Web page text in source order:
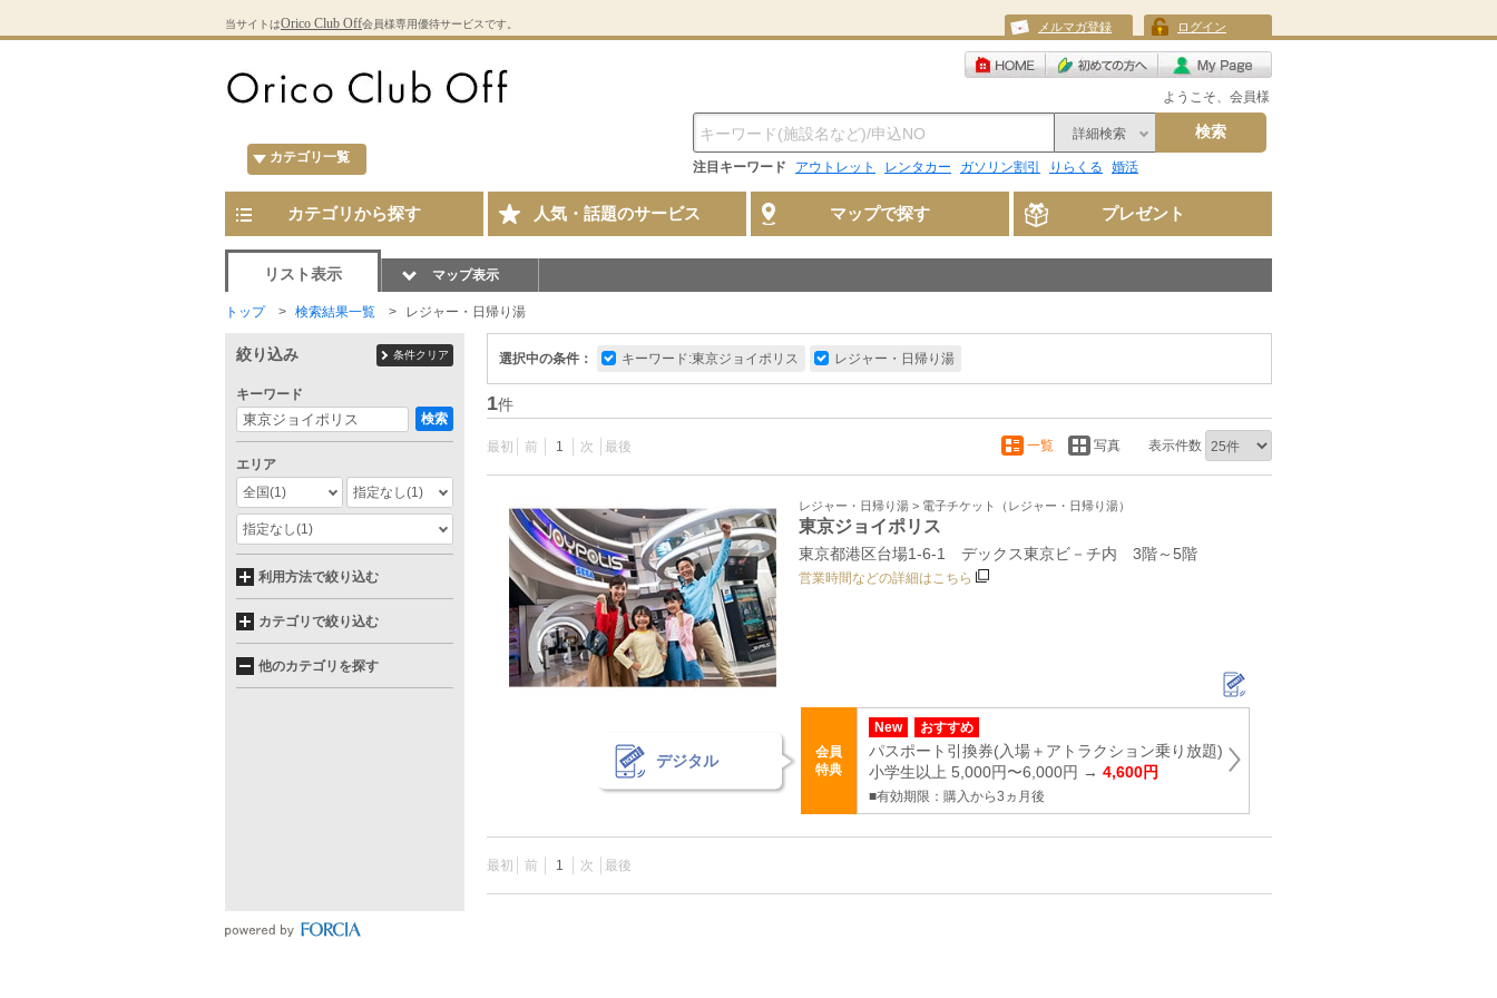
当サイトはOrico Club Off会員様専用優待サービスです。 メルマガ登録 ログイン
ようこそ、会員様
カテゴリ一覧
詳細検索 検索
注目キーワード アウトレット レンタカー ガソリン割引 りらくる 婚活
カテゴリから探す 人気・話題のサービス マップで探す プレゼント
リスト表示 マップ表示
トップ 検索結果一覧 レジャー・日帰り湯
選択中の条件： キーワード:東京ジョイポリス レジャー・日帰り湯
1件
最初 前 1 次 最後 一覧 写真 表示件数
レジャー・日帰り湯 > 電子チケット（レジャー・日帰り湯）
東京ジョイポリス
東京都港区台場1-6-1 デックス東京ビ－チ内 3階～5階
営業時間などの詳細はこちら
デジタル
会員
特典
New おすすめ
パスポート引換券(入場＋アトラクション乗り放題)
小学生以上 5,000円〜6,000円 → 4,600円
■有効期限：購入から3ヵ月後
最初 前 1 次 最後
絞り込み 条件クリア
キーワード
検索
エリア
全国(1) 指定なし(1)
指定なし(1)
利用方法で絞り込む
カテゴリで絞り込む
他のカテゴリを探す